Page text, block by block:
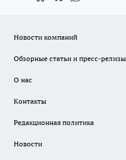
Новости компаний
Обзорные статьи и пресс-релизы
О нас
Контакты
Редакционная политика
Новости